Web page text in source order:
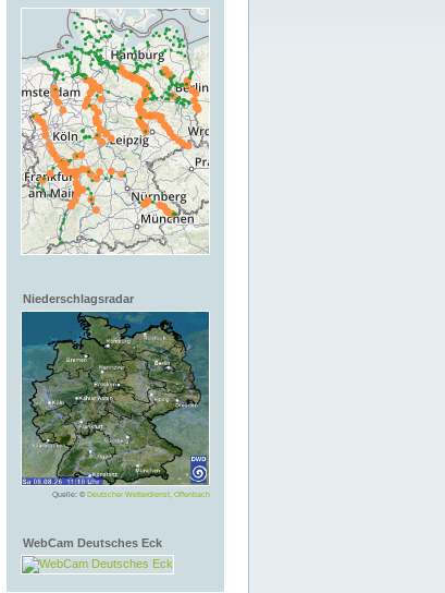
Niederschlagsradar
Quelle: © Deutscher Wetterdienst, Offenbach
WebCam Deutsches Eck